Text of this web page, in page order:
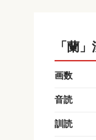
「蘭
画数
音読
訓読